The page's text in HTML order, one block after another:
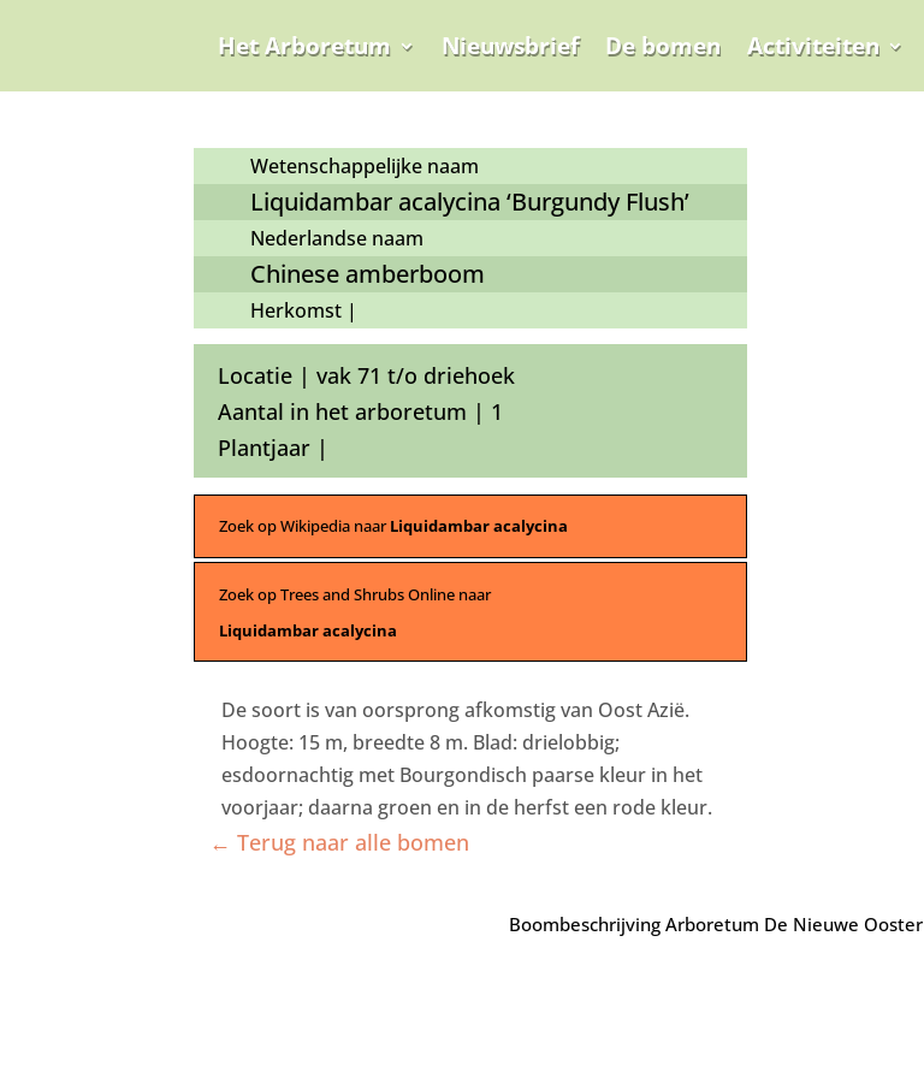
Het Arboretum Nieuwsbrief De bomen Activiteiten
Wetenschappelijke naam
Liquidambar acalycina ‘Burgundy Flush’
Nederlandse naam
Chinese amberboom
Herkomst |
Locatie | vak 71 t/o driehoek
Aantal in het arboretum | 1
Plantjaar |
Zoek op Wikipedia naarLiquidambar acalycina
Zoek op Trees and Shrubs Online naar
Liquidambar acalycina
De soort is van oorsprong afkomstig van Oost Azië.
Hoogte: 15 m, breedte 8 m. Blad: drielobbig;
esdoornachtig met Bourgondisch paarse kleur in het
voorjaar; daarna groen en in de herfst een rode kleur.
← Terug naar alle bomen
Boombeschrijving Arboretum De Nieuwe Ooster